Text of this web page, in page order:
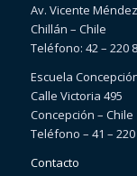
Av. Vicente
Chillán – Chile
Teléfono: 42 – 220
Escuela
Calle Victoria 495
Concepción – Chile
Teléfono – 41 – 220
Contacto